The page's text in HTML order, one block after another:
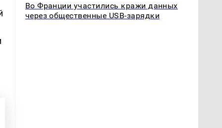
Во Франции участились кражи данных
через общественные USB-зарядки